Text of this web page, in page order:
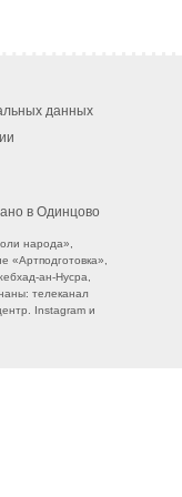
данных
в Одинцово
народа»,
ан-Нусра,
телеканал
Instagram и